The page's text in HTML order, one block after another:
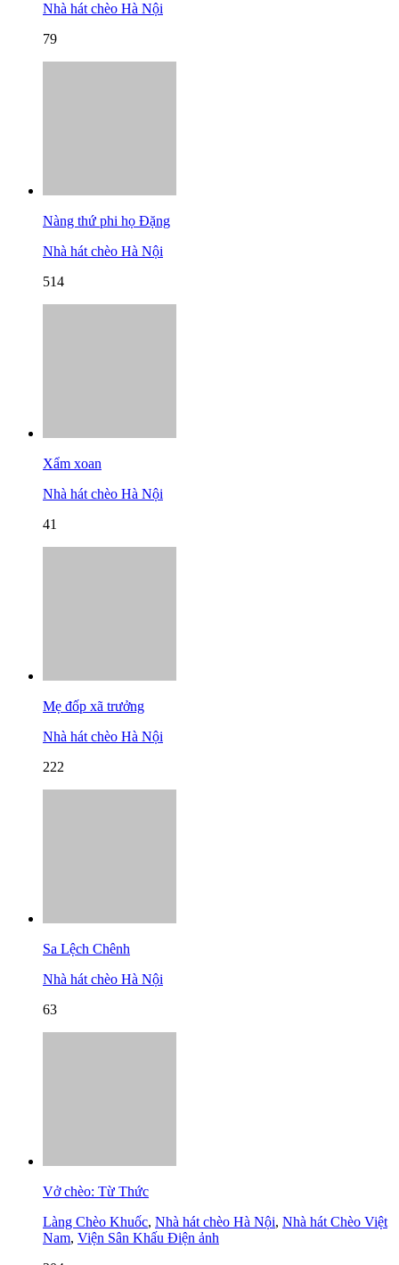
Nhà hát chèo Hà Nội
79
Nàng thứ phi họ Đặng
Nhà hát chèo Hà Nội
514
Xẩm xoan
Nhà hát chèo Hà Nội
41
Mẹ đốp xã trưởng
Nhà hát chèo Hà Nội
222
Sa Lệch Chênh
Nhà hát chèo Hà Nội
63
Vở chèo: Từ Thức
Làng Chèo Khuốc, Nhà hát chèo Hà Nội, Nhà hát Chèo Việt
Nam, Viện Sân Khấu Điện ảnh